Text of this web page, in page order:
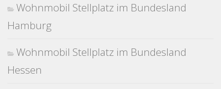
Wohnmobil Stellplatz im Bundesland
Hamburg
Wohnmobil Stellplatz im Bundesland
Hessen